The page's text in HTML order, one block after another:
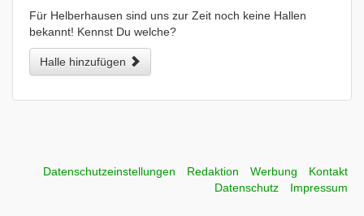
Für Helberhausen sind uns zur Zeit noch keine Hallen
bekannt! Kennst Du welche?
Halle hinzufügen
Datenschutzeinstellungen Redaktion Werbung
Kontakt
Datenschutz
Impressum